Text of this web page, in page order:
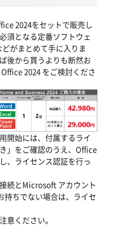
2024をセットで販売し
須となる定番ソフトウェ
がまとめて手に入りま
後から買うよりも断然お
2024 をご検討くださ
開始には、付属するライ
」をご確認のうえ、Office
、ライセンス認証を行っ
続とMicrosoft アカウント
ちでない場合は、ライセ
意ください。